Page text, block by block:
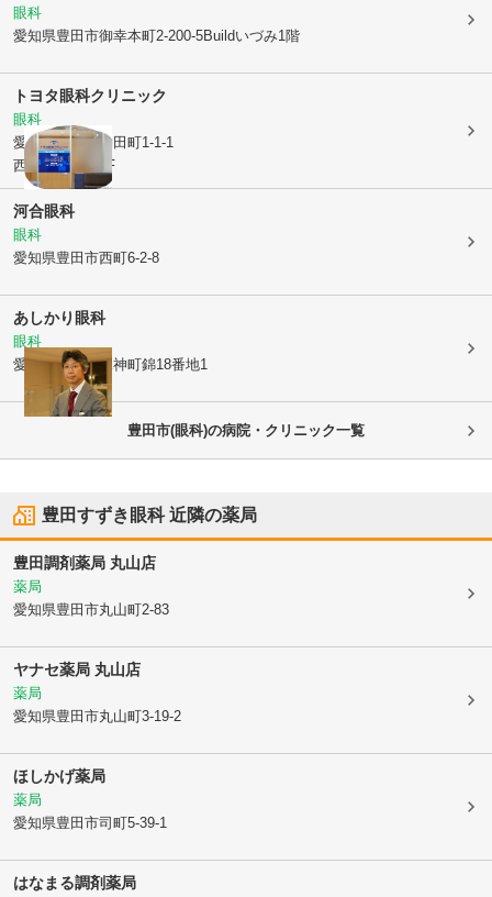
眼科
愛知県豊田市御幸本町2-200-5Buildいづみ1階
トヨタ眼科クリニック
眼科
愛知県豊田市
神田町1-1-1
西山地産ビル3F
河合眼科
眼科
愛知県豊田市西町6-2-8
あしかり眼科
眼科
愛知県豊田市竜神町錦18番地1
豊田市(眼科)の病院・クリニック一覧
豊田すずき眼科近隣の薬局
豊田調剤薬局 丸山店
薬局
愛知県豊田市丸山町2-83
ヤナセ薬局 丸山店
薬局
愛知県豊田市丸山町3-19-2
ほしかげ薬局
薬局
愛知県豊田市司町5-39-1
はなまる調剤薬局